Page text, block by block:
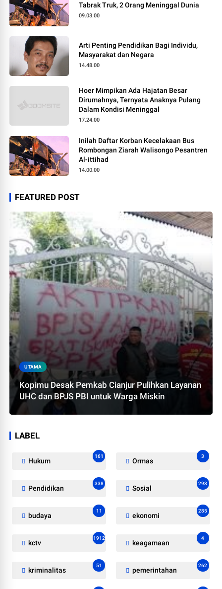
Tabrak Truk, 2 Orang Meninggal Dunia
09.03.00
Arti Penting Pendidikan Bagi Individu,
Masyarakat dan Negara
14.48.00
Hoer Mimpikan Ada Hajatan Besar
Dirumahnya, Ternyata Anaknya Pulang
Dalam Kondisi Meninggal
17.24.00
Inilah Daftar Korban Kecelakaan Bus
Rombongan Ziarah Walisongo Pesantren
Al-ittihad
14.00.00
FEATURED POST
UTAMA
Kopimu Desak Pemkab Cianjur Pulihkan Layanan
UHC dan BPJS PBI untuk Warga Miskin
LABEL
Hukum
161
Ormas
3
Pendidikan
338
Sosial
293
budaya
11
ekonomi
285
kctv
1912
keagamaan
4
kriminalitas
51
pemerintahan
262